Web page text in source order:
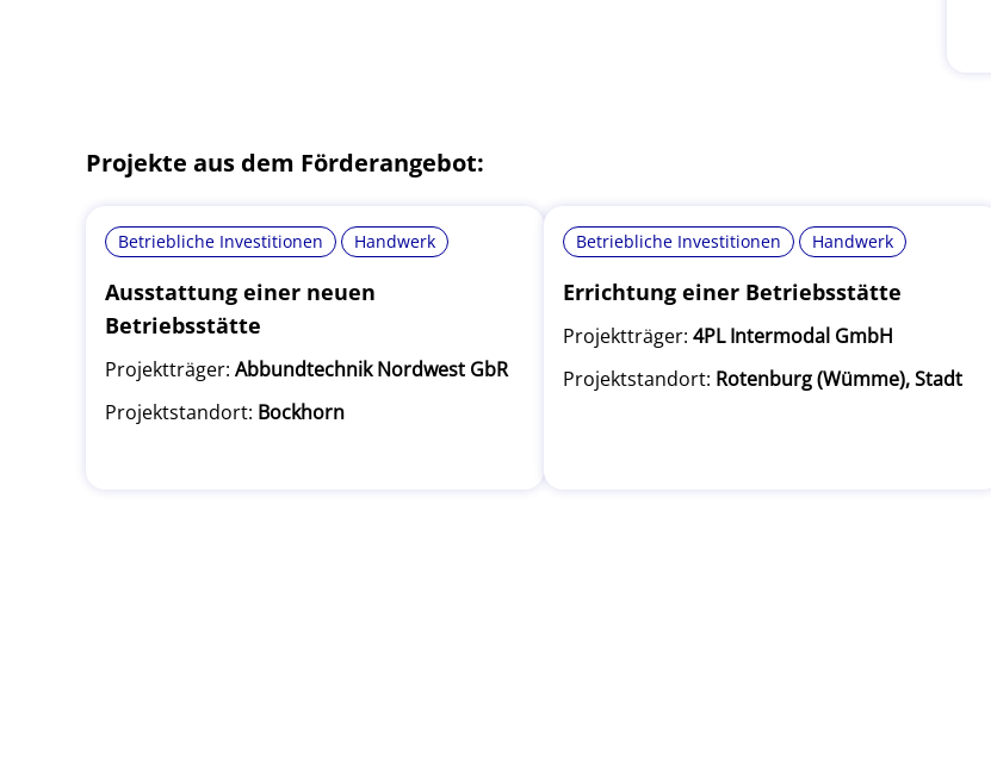
Projekte aus dem Förderangebot:
Betriebliche Investitionen Handwerk
Ausstattung einer neuen
Betriebsstätte
Projektträger: Abbundtechnik Nordwest GbR
Projektstandort: Bockhorn
Betriebliche Investitionen Handwerk
Errichtung einer Betriebsstätte
Projektträger: 4PL Intermodal GmbH
Projektstandort: Rotenburg (Wümme), Stadt